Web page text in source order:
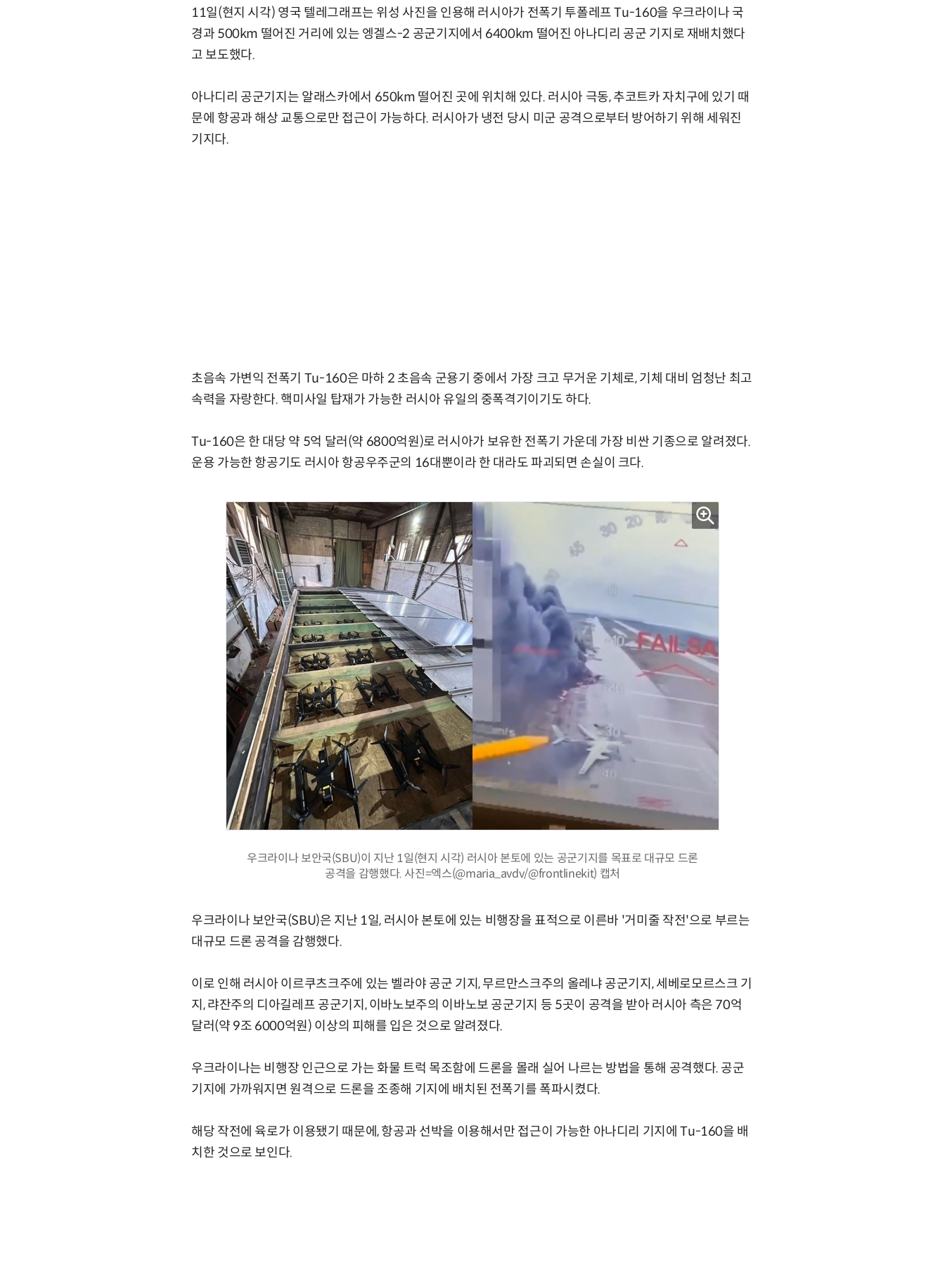
11일(현지 시각) 영국 텔레그래프는 위성 사진을 인용해 러시아가 전폭기 투폴레프 Tu-160을 우크라이나 국
경과 500km 떨어진 거리에 있는 엥겔스-2 공군기지에서 6400km 떨어진 아나디리 공군 기지로 재배치했다
고 보도했다.
아나디리 공군기지는 알래스카에서 650km 떨어진 곳에 위치해 있다. 러시아 극동, 추코트카 자치구에 있기 때
문에 항공과 해상 교통으로만 접근이 가능하다. 러시아가 냉전 당시 미군 공격으로부터 방어하기 위해 세워진
기지다.
초음속 가변익 전폭기 Tu-160은 마하 2 초음속 군용기 중에서 가장 크고 무거운 기체로, 기체 대비 엄청난 최고
속력을 자랑한다. 핵미사일 탑재가 가능한 러시아 유일의 중폭격기이기도 하다.
Tu-160은 한 대당 약 5억 달러(약 6800억원)로 러시아가 보유한 전폭기 가운데 가장 비싼 기종으로 알려졌다.
운용 가능한 항공기도 러시아 항공우주군의 16대뿐이라 한 대라도 파괴되면 손실이 크다.
우크라이나 보안국(SBU)이 지난 1일(현지 시각) 러시아 본토에 있는 공군기지를 목표로 대규모 드론
공격을 감행했다. 사진=엑스(@maria_avdv/@frontlinekit) 캡처
우크라이나 보안국(SBU)은 지난 1일, 러시아 본토에 있는 비행장을 표적으로 이른바 '거미줄 작전'으로 부르는
대규모 드론 공격을 감행했다.
이로 인해 러시아 이르쿠츠크주에 있는 벨라야 공군 기지, 무르만스크주의 올레냐 공군기지, 세베로모르스크 기
지, 랴잔주의 디아길레프 공군기지, 이바노보주의 이바노보 공군기지 등 5곳이 공격을 받아 러시아 측은 70억
달러(약 9조 6000억원) 이상의 피해를 입은 것으로 알려졌다.
우크라이나는 비행장 인근으로 가는 화물 트럭 목조함에 드론을 몰래 실어 나르는 방법을 통해 공격했다. 공군
기지에 가까워지면 원격으로 드론을 조종해 기지에 배치된 전폭기를 폭파시켰다.
해당 작전에 육로가 이용됐기 때문에, 항공과 선박을 이용해서만 접근이 가능한 아나디리 기지에 Tu-160을 배
치한 것으로 보인다.